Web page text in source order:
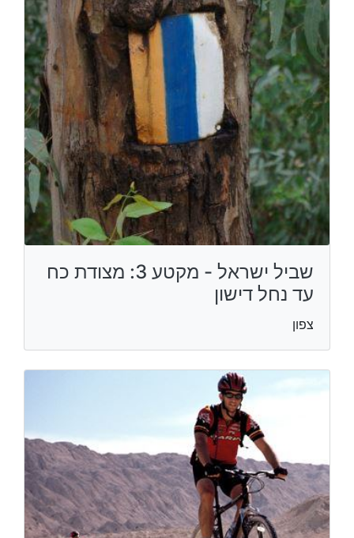
שביל ישראל - מקטע 3: מצודת כח
עד נחל דישון
צפון